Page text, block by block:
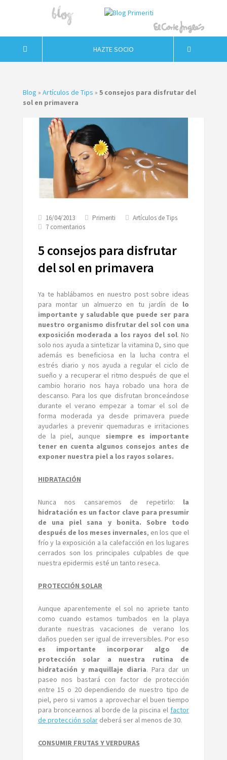
HAZTE SOCIO
Blog » Artículos de Tips » 5 consejos para disfrutar del
sol en primavera
16/04/2013 Primeriti
Artículos de Tips
7 comentariosen
para
del
primavera
5 consejos para disfrutar
del sol en primavera
Ya te hablábamos en nuestro post sobre ideas
para montar un almuerzo en tu jardín de lo
importante y saludable que puede ser para
nuestro organismo disfrutar del sol con una
exposición moderada a los rayos del sol. No
solo nos ayuda a sintetizar la vitamina D, sino que
además es beneficiosa en la lucha contra el
estrés diario y nos ayuda a regular el ciclo de
sueño y a recuperar el ritmo después de que el
cambio horario nos haya robado una hora de
descanso. Para los que disfrutan bronceándose
durante el verano empezar a tomar el sol de
forma moderada ya desde primavera puede
ayudarles a prevenir quemaduras e irritaciones
de la piel, aunque siempre es importante
tener en cuenta algunos consejos antes de
exponer nuestra piel a los rayos solares.
HIDRATACIÓN
Nunca nos cansaremos de repetirlo: la
hidratación es un factor clave para presumir
de una piel sana y bonita. Sobre todo
después de los meses invernales, en los que el
frío y la exposición a la calefacción en los lugares
cerrados son los principales culpables de que
nuestra epidermis esté un tanto reseca.
PROTECCIÓN SOLAR
Aunque aparentemente el sol no apriete tanto
como cuando estamos tumbados en la playa
durante nuestras vacaciones de verano los
daños pueden ser igual de irreversibles. Por eso
es importante incorporar algo de
protección solar a nuestra rutina de
hidratación y maquillaje diaria. Para dar un
paseo nos bastará con factor de protección
entre 15 o 20 dependiendo de nuestro tipo de
piel, pero si vamos a aprovechar el buen tiempo
para broncearnos al borde de la piscina el factor
de protección solardeberá ser al menos de 30.
CONSUMIR FRUTAS Y VERDURAS